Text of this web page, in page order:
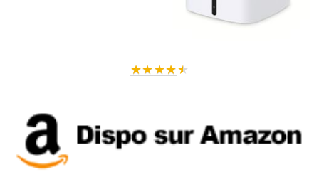
pour gérer simultanément
réseau fiable, rapide et sécurisé !
★★★★★